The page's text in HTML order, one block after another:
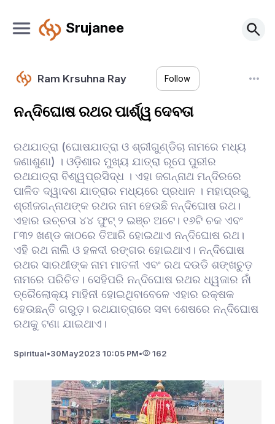
Srujanee
Ram Krsuhna Ray Follow
ନନ୍ଦିଘୋଷ ରଥର ପାର୍ଶ୍ୱ ଦେବତା
ରଥଯାତ୍ରା (ଘୋଷଯାତ୍ରା ଓ ଶ୍ରୀଗୁଣ୍ଡିଚା ନାମରେ ମଧ୍ୟ
ଜଣାଶୁଣା) । ଓଡ଼ିଶାର ମୁଖ୍ୟ ଯାତ୍ରା ରୂପେ ପୁରୀର
ରଥଯାତ୍ରା ବିଶ୍ୱପ୍ରସିଦ୍ଧ । ଏହା ଜଗନ୍ନାଥ ମନ୍ଦିରରେ
ପାଳିତ ଦ୍ୱାଦଶ ଯାତ୍ରାର ମଧ୍ୟରେ ପ୍ରଧାନ । ମହାପ୍ରଭୁ
ଶ୍ରୀଜଗନ୍ନାଥଙ୍କ ରଥର ନାମ ହେଉଛି ନନ୍ଦିଘୋଷ ରଥ।
ଏହାର ଉଚ୍ଚତା ୪୪ ଫୁଟ୍ ୨ ଇଞ୍ଚ ଅଟେ। ୧୬ଟି ଚକ ଏବଂ
୮୩୨ ଖଣ୍ଡ କାଠରେ ତିଆରି ହୋଇଥାଏ ନନ୍ଦିଘୋଷ ରଥ।
ଏହି ରଥ ନାଲି ଓ ହଳଦୀ ରଙ୍ଗର ହୋଇଥାଏ। ନନ୍ଦିଘୋଷ
ରଥର ସାରଥୀଙ୍କ ନାମ ମାତଳୀ ଏବଂ ରଥ ଦଉଡି ଶଙ୍ଖଚୁଡ଼
ନାମରେ ପରିଚିତ। ସେହିପରି ନନ୍ଦିଘୋଷ ରଥର ଧ୍ୱଜାର ନାଁ
ତ୍ରୈଲୋକ୍ୟ ମାହିନୀ ହୋଇଥିବାବେଳେ ଏହାର ରକ୍ଷକ
ହେଉଛନ୍ତି ଗରୁଡ଼। ରଥଯାତ୍ରାରେ ସବା ଶେଷରେ ନନ୍ଦିଘୋଷ
ରଥକୁ ଟଣା ଯାଇଥାଏ।
Spiritual•30May2023 10:05 PM• 162